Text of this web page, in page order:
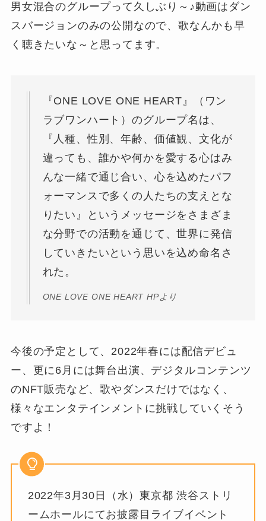
男女混合のグループって久しぶり～♪動画はダン
スバージョンのみの公開なので、歌なんかも早
く聴きたいな～と思ってます。
『ONE LOVE ONE HEART』（ワン
ラブワンハート）のグループ名は、
『人種、性別、年齢、価値観、文化が
違っても、誰かや何かを愛する心はみ
んな一緒で通じ合い、心を込めたパフ
ォーマンスで多くの人たちの支えとな
りたい』というメッセージをさまざま
な分野での活動を通じて、世界に発信
していきたいという思いを込め命名さ
れた。
ONE LOVE ONE HEART HPより
今後の予定として、2022年春には配信デビュ
ー、更に6月には舞台出演、デジタルコンテンツ
のNFT販売など、歌やダンスだけではなく、
様々なエンタテインメントに挑戦していくそう
ですよ！
2022年3月30日（水）東京都 渋谷ストリ
ームホールにてお披露目ライブイベント